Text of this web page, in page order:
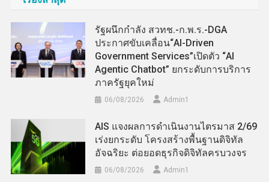
รัฐผนึกกำลัง สวทช.-ก.พ.ร.-DGA
ประกาศขับเคลื่อน“AI-Driven
Government Services”เปิดตัว “AI
Agentic Chatbot” ยกระดับการบริการ
ภาครัฐยุคใหม่
06/08/2026 Admin​1
AIS แจงผลการดำเนินงานไตรมาส 2/69
เร่งยกระดับ โครงสร้างพื้นฐานดิจิทัล
อัจฉริยะ ต่อยอดธุรกิจดิจิทัลครบวงจร
06/08/2026 Admin​1